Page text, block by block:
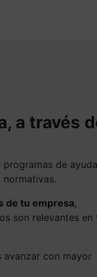
a través
de
de tu empresa,
son relevantes en
avanzar con mayor